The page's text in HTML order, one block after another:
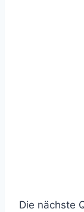
Die nächste